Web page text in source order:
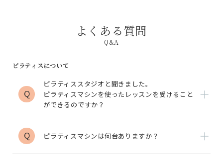
よくある質問
Q&A
ピラティスについて
Q
ピラティススタジオと聞きました。
ピラティスマシンを使ったレッスンを受けること
ができるのですか？
Q ピラティスマシンは何台ありますか？